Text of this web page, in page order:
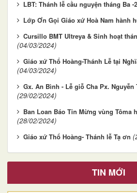
LBT: Thánh lễ cầu nguyện tháng Ba -
Lớp Ơn Gọi Giáo xứ Hoà Nam hành
Cursillo BMT Ultreya & Sinh hoạt
(04/03/2024)
Giáo xứ Thổ Hoàng-Thánh Lễ tại
(04/03/2024)
Gx. An Bình - Lễ giỗ Cha Px. Nguyễn
(29/02/2024)
Ban Loan Báo Tin Mừng vùng Tôma
(28/02/2024)
Giáo xứ Thổ Hoàng- Thánh lễ Tạ ơn
TIN MỚI